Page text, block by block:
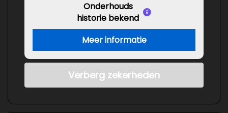
Onderhouds
historie bekend
Meer informatie
Verberg zekerheden